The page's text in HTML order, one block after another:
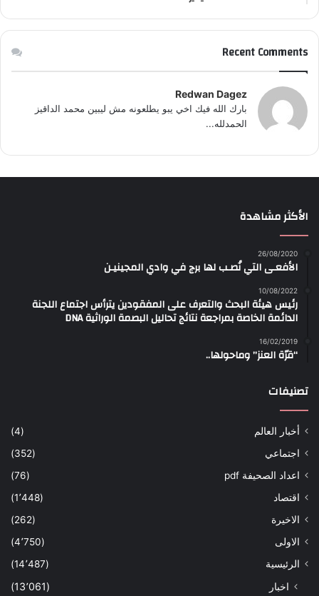
Recent Comments
Redwan Dagez
بارك الله فيك اخي يبو يطلعونه مش ليبين محمد الداقيز
الحمدلله...
الأكثر مشاهدة
26/08/2020
الأفعـى التي نُصـب لها برج في وادي المجينيـن
10/08/2022
رئيس هيئة البحث والتعرف على المفقودين يترأس اجتماع اللجنة
الدائمة الخاصة بمراجعة نتائج تحاليل البصمة الوراثية DNA
16/02/2019
“قرّة العنز” وماحولها..
تصنيفات
أخبار العالم
(4)
اجتماعي
(352)
اعداد الصحيفة pdf
(76)
اقتصاد
(1٬448)
الاخيرة
(262)
الاولى
(4٬750)
الرئيسية
(14٬487)
اخبار (13٬061)